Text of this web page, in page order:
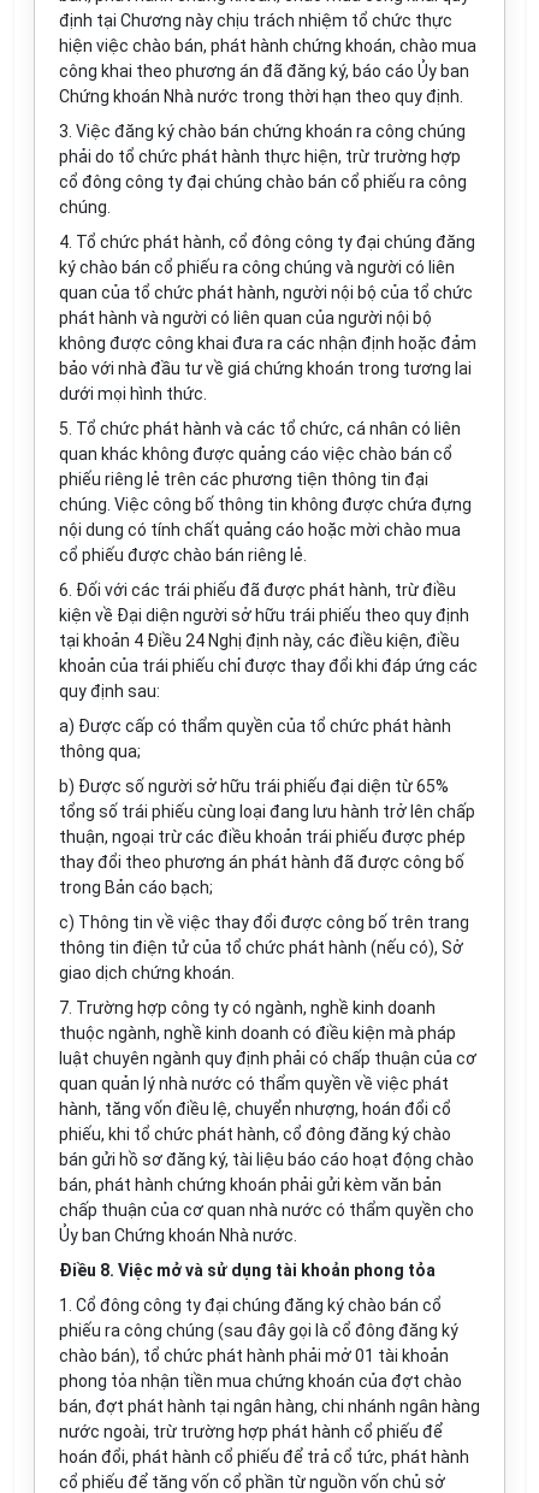
định tại Chương này chịu trách nhiệm tổ chức thực
hiện việc chào bán, phát hành chứng khoán, chào mua
công khai theo phương án đã đăng ký, báo cáo Ủy ban
Chứng khoán Nhà nước trong thời hạn theo quy định.
3. Việc đăng ký chào bán chứng khoán ra công chúng
phải do tổ chức phát hành thực hiện, trừ trường hợp
cổ đông công ty đại chúng chào bán cổ phiếu ra công
chúng.
4. Tổ chức phát hành, cổ đông công ty đại chúng đăng
ký chào bán cổ phiếu ra công chúng và người có liên
quan của tổ chức phát hành, người nội bộ của tổ chức
phát hành và người có liên quan của người nội bộ
không được công khai đưa ra các nhận định hoặc đảm
bảo với nhà đầu tư về giá chứng khoán trong tương lai
dưới mọi hình thức.
5. Tổ chức phát hành và các tổ chức, cá nhân có liên
quan khác không được quảng cáo việc chào bán cổ
phiếu riêng lẻ trên các phương tiện thông tin đại
chúng. Việc công bố thông tin không được chứa đựng
nội dung có tính chất quảng cáo hoặc mời chào mua
cổ phiếu được chào bán riêng lẻ.
6. Đối với các trái phiếu đã được phát hành, trừ điều
kiện về Đại diện người sở hữu trái phiếu theo quy định
tại khoản 4 Điều 24 Nghị định này, các điều kiện, điều
khoản của trái phiếu chỉ được thay đổi khi đáp ứng các
quy định sau:
a) Được cấp có thẩm quyền của tổ chức phát hành
thông qua;
b) Được số người sở hữu trái phiếu đại diện từ 65%
tổng số trái phiếu cùng loại đang lưu hành trở lên chấp
thuận, ngoại trừ các điều khoản trái phiếu được phép
thay đổi theo phương án phát hành đã được công bố
trong Bản cáo bạch;
c) Thông tin về việc thay đổi được công bố trên trang
thông tin điện tử của tổ chức phát hành (nếu có), Sở
giao dịch chứng khoán.
7. Trường hợp công ty có ngành, nghề kinh doanh
thuộc ngành, nghề kinh doanh có điều kiện mà pháp
luật chuyên ngành quy định phải có chấp thuận của cơ
quan quản lý nhà nước có thẩm quyền về việc phát
hành, tăng vốn điều lệ, chuyển nhượng, hoán đổi cổ
phiếu, khi tổ chức phát hành, cổ đông đăng ký chào
bán gửi hồ sơ đăng ký, tài liệu báo cáo hoạt động chào
bán, phát hành chứng khoán phải gửi kèm văn bản
chấp thuận của cơ quan nhà nước có thẩm quyền cho
Ủy ban Chứng khoán Nhà nước.
Điều 8. Việc mở và sử dụng tài khoản phong tỏa
1. Cổ đông công ty đại chúng đăng ký chào bán cổ
phiếu ra công chúng (sau đây gọi là cổ đông đăng ký
chào bán), tổ chức phát hành phải mở 01 tài khoản
phong tỏa nhận tiền mua chứng khoán của đợt chào
bán, đợt phát hành tại ngân hàng, chi nhánh ngân hàng
nước ngoài, trừ trường hợp phát hành cổ phiếu để
hoán đổi, phát hành cổ phiếu để trả cổ tức, phát hành
cổ phiếu để tăng vốn cổ phần từ nguồn vốn chủ sở